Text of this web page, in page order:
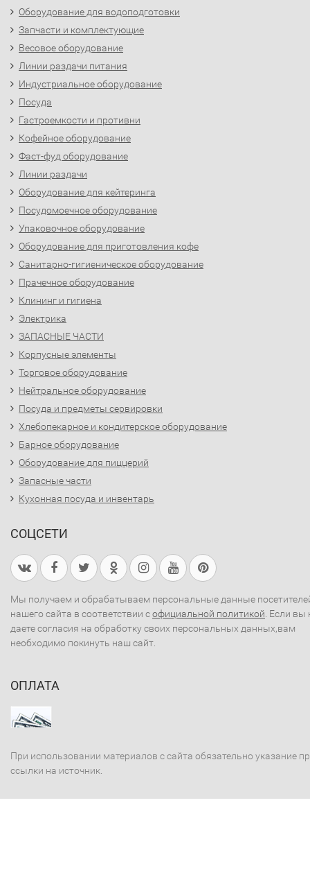
Оборудование для водоподготовки
Запчасти и комплектующие
Весовое оборудование
Линии раздачи питания
Индустриальное оборудование
Посуда
Гастроемкости и противни
Кофейное оборудование
Фаст-фуд оборудование
Линии раздачи
Оборудование для кейтеринга
Посудомоечное оборудование
Упаковочное оборудование
Оборудование для приготовления кофе
Санитарно-гигиеническое оборудование
Прачечное оборудование
Клининг и гигиена
Электрика
ЗАПАСНЫЕ ЧАСТИ
Корпусные элементы
Торговое оборудование
Нейтральное оборудование
Посуда и предметы сервировки
Хлебопекарное и кондитерское оборудование
Барное оборудование
Оборудование для пиццерий
Запасные части
Кухонная посуда и инвентарь
СОЦСЕТИ
Мы получаем и обрабатываем персональные данные
нашего сайта в соответствии софициальной политикой . Если вы
даете согласия на обработку своих персональных данных,вам
необходимо покинуть наш сайт.
ОПЛАТА
При использовании материалов с сайта обязательно указание
ссылки на источник.